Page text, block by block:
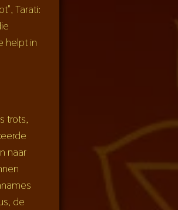
Tarati:
helpt in
trots,
naar
de